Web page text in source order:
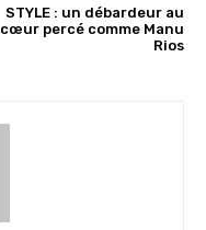
STYLE : un débardeur au
cœur percé comme Manu
Rios